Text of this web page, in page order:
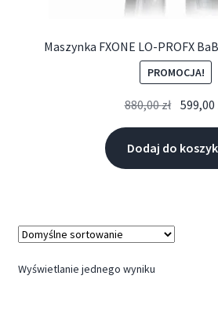
Maszynka FXONE LO-PROFX
PROMOCJA!
880,00zł 599,00
Dodaj do
Wyświetlanie jednego wyniku